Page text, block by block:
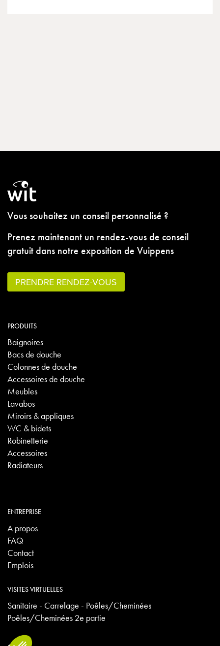
Vous souhaitez un conseil personnalisé ?
Prenez maintenant un rendez-vous de conseil
gratuit dans notre exposition de Vuippens
PRENDRE RENDEZ-VOUS
PRODUITS
Baignoires
Bacs de douche
Colonnes de douche
Accessoires de douche
Meubles
Lavabos
Miroirs & appliques
WC & bidets
Robinetterie
Accessoires
Radiateurs
ENTREPRISE
A propos
FAQ
Contact
Emplois
VISITES VIRTUELLES
Sanitaire - Carrelage - Poêles/Cheminées
Poêles/Cheminées 2e partie